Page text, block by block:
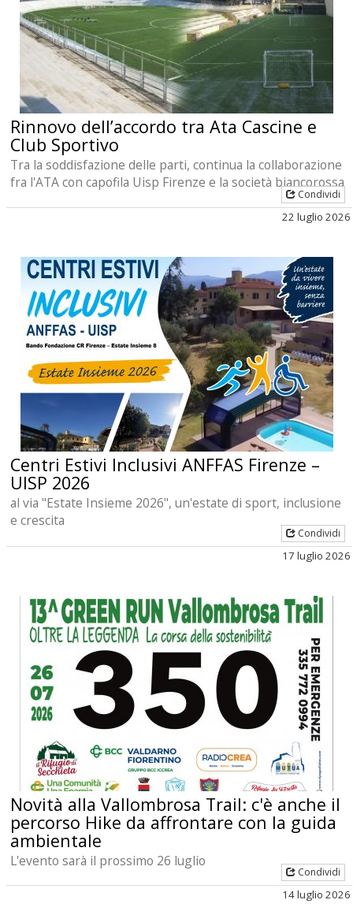
Rinnovo dell’accordo tra Ata Cascine e
Club Sportivo
Tra la soddisfazione delle parti, continua la collaborazione
fra l'ATA con capofila Uisp Firenze e la società biancorossa
Condividi
22 luglio 2026
Centri Estivi Inclusivi ANFFAS Firenze –
UISP 2026
al via "Estate Insieme 2026", un'estate di sport, inclusione
e crescita
Condividi
17 luglio 2026
Novità alla Vallombrosa Trail: c'è anche il
percorso Hike da affrontare con la guida
ambientale
L'evento sarà il prossimo 26 luglio
Condividi
14 luglio 2026